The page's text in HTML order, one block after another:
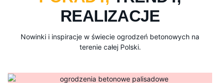
REALIZACJE
Nowinki i inspiracje w świecie ogrodzeń betonowych na
terenie całej Polski.